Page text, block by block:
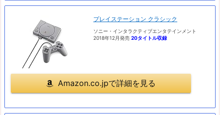
プレイステーション クラシック
ソニー・インタラクティブエンタテインメント
2018年12月発売 20タイトル収録
Amazon.co.jpで詳細を見る